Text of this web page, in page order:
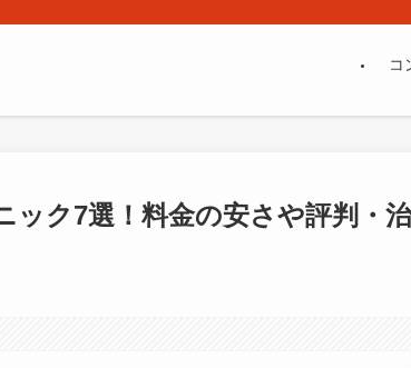
コ
ク7選！料金の安さや評判・治